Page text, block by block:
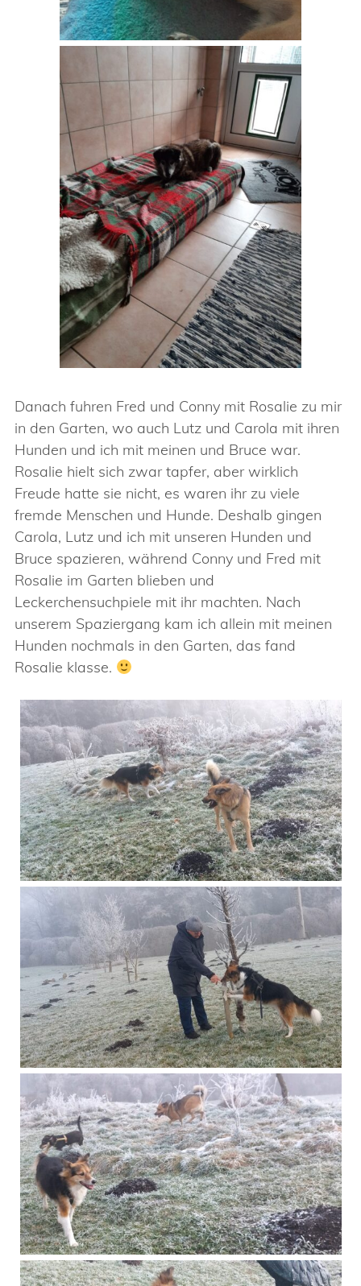
Danach fuhren Fred und Conny mit Rosalie zu mir
in den Garten, wo auch Lutz und Carola mit ihren
Hunden und ich mit meinen und Bruce war.
Rosalie hielt sich zwar tapfer, aber wirklich
Freude hatte sie nicht, es waren ihr zu viele
fremde Menschen und Hunde. Deshalb gingen
Carola, Lutz und ich mit unseren Hunden und
Bruce spazieren, während Conny und Fred mit
Rosalie im Garten blieben und
Leckerchensuchpiele mit ihr machten. Nach
unserem Spaziergang kam ich allein mit meinen
Hunden nochmals in den Garten, das fand
Rosalie klasse.